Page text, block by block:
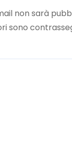
non sarà
sono